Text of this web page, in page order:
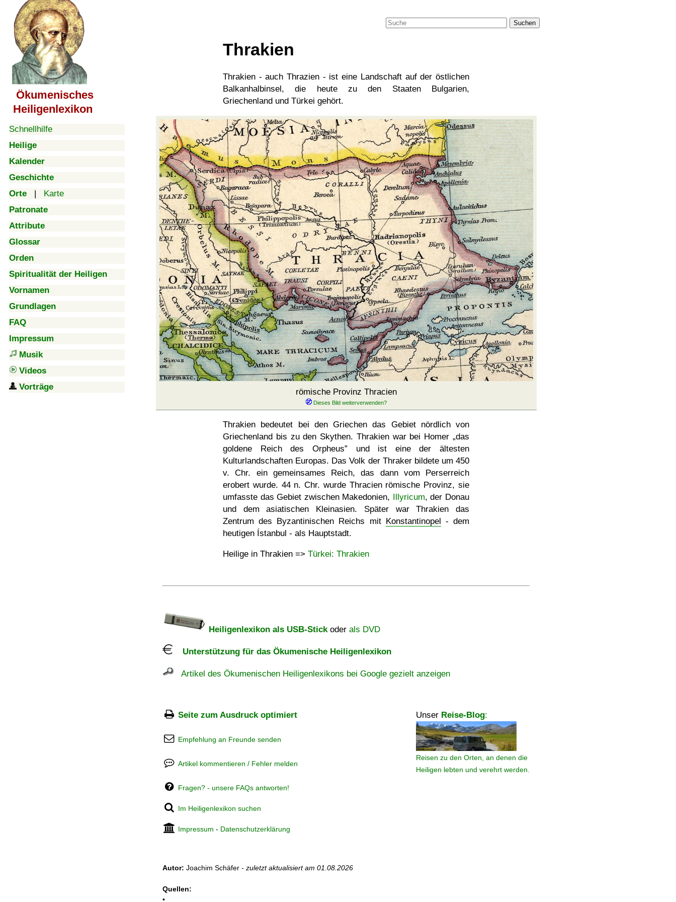
Ökumenisches
Heiligenlexikon
Schnellhilfe
Heilige
Kalender
Geschichte
Orte | Karte
Patronate
Attribute
Glossar
Orden
Spiritualität der Heiligen
Vornamen
Grundlagen
FAQ
Impressum
Musik
Videos
Vorträge
Suchen
Thrakien
Thrakien - auch Thrazien - ist eine Landschaft auf der östlichen
Balkanhalbinsel, die heute zu den Staaten Bulgarien,
Griechenland und Türkei gehört.
römische Provinz Thracien
Thrakien bedeutet bei den Griechen das Gebiet nördlich von
Griechenland bis zu den Skythen. Thrakien war bei Homer
das
goldene Reich des Orpheus
und ist eine der ältesten
Kulturlandschaften Europas. Das Volk der Thraker bildete um 450
v. Chr. ein gemeinsames Reich, das dann vom Perserreich
erobert wurde. 44 n. Chr. wurde Thracien römische Provinz, sie
umfasste das Gebiet zwischen Makedonien, Illyricum, der Donau
und dem asiatischen Kleinasien. Später war Thrakien das
Zentrum des Byzantinischen Reichs mit Konstantinopel - dem
heutigen Ístanbul - als Hauptstadt.
Heilige in Thrakien => Türkei: Thrakien
Heiligenlexikon als USB-Stickoder als DVD
Unterstützung für das Ökumenische Heiligenlexikon
Artikel des Ökumenischen Heiligenlexikons bei Google gezielt anzeigen
Seite zum Ausdruck optimiert Unser Reise-Blog:
Reisen zu den Orten, an denen die
Heiligen lebten und verehrt werden.
Empfehlung an Freunde senden
Artikel kommentieren / Fehler melden
Fragen? - unsere FAQs antworten!
Im Heiligenlexikon suchen
Impressum - Datenschutzerklärung
Autor: Joachim Schäfer - zuletzt aktualisiert am 01.08.2026
Quellen:
•